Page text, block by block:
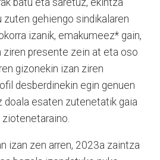
zuten gehiengo sindikalaren
izanik, emakumeez* gain,
ziren presente zein at eta oso
gizonekin izan ziren
desberdinekin egin genuen
doala esaten zutenetatik gaia
ziotenetaraino.
izan zen arren, 2023a zaintza